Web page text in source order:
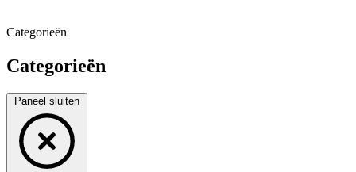
Categorieën
Categorieën
Paneel sluiten